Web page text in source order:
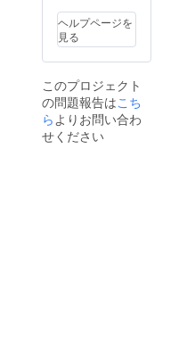
ヘルプページを
見る
このプロジェクト
の問題報告はこち
ら よりお問い合わ
せください